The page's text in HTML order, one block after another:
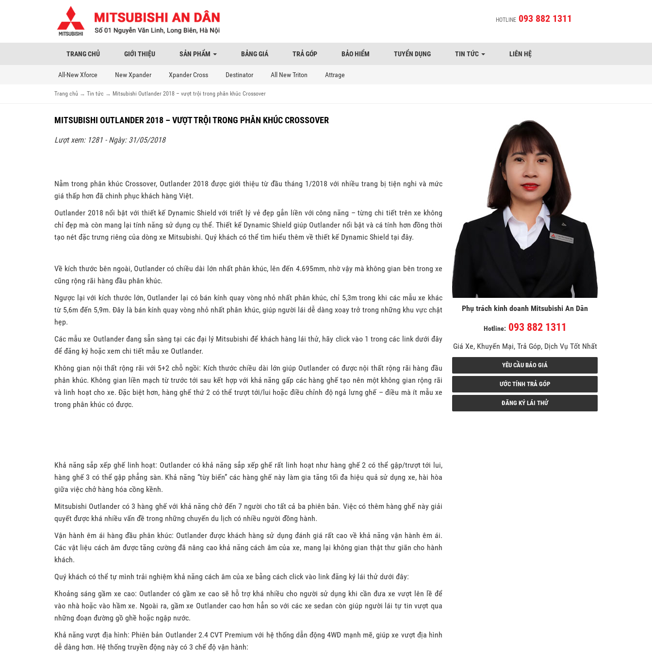
HOTLINE 093 882 1311
TRANG CHỦ GIỚI THIỆU SẢN PHẨM BẢNG GIÁ TRẢ GÓP BẢO HIỂM TUYỂN DỤNG TIN TỨC LIÊN HỆ
All-New Xforce New Xpander Xpander Cross Destinator All New Triton Attrage
Trang chủ → Tin tức → Mitsubishi Outlander 2018 – vượt trội trong phân khúc Crossover
MITSUBISHI OUTLANDER 2018 – VƯỢT TRỘI TRONG PHÂN KHÚC CROSSOVER
Lượt xem: 1281 - Ngày: 31/05/2018
Nằm trong phân khúc Crossover, Outlander 2018 được giới thiệu từ đầu tháng 1/2018 với nhiều trang bị tiện nghi và mức
giá thấp hơn đã chinh phục khách hàng Việt.
Outlander 2018 nổi bật với thiết kế Dynamic Shield với triết lý vẻ đẹp gắn liền với công năng – từng chi tiết trên xe không
chỉ đẹp mà còn mang lại tính năng sử dụng cụ thể. Thiết kế Dynamic Shield giúp Outlander nổi bật và cá tính hơn đồng thời
tạo nét đặc trưng riêng của dòng xe Mitsubishi. Quý khách có thể tìm hiểu thêm về thiết kế Dynamic Shield tại đây.
Về kích thước bên ngoài, Outlander có chiều dài lớn nhất phân khúc, lên đến 4.695mm, nhờ vậy mà không gian bên trong xe
cũng rộng rãi hàng đầu phân khúc.
Ngược lại với kích thước lớn, Outlander lại có bán kính quay vòng nhỏ nhất phân khúc, chỉ 5,3m trong khi các mẫu xe khác
từ 5,6m đến 5,9m. Đây là bán kính quay vòng nhỏ nhất phân khúc, giúp người lái dễ dàng xoay trở trong những khu vực chật
hẹp.
Các mẫu xe Outlander đang sẵn sàng tại các đại lý Mitsubishi để khách hàng lái thử, hãy click vào 1 trong các link dưới đây
để đăng ký hoặc xem chi tiết mẫu xe Outlander.
Không gian nội thất rộng rãi với 5+2 chỗ ngồi: Kích thước chiều dài lớn giúp Outlander có được nội thất rộng rãi hàng đầu
phân khúc. Không gian liền mạch từ trước tới sau kết hợp với khả năng gấp các hàng ghế tạo nên một không gian rộng rãi
và linh hoạt cho xe. Đặc biệt hơn, hàng ghế thứ 2 có thể trượt tới/lui hoặc điều chỉnh độ ngả lưng ghế – điều mà ít mẫu xe
trong phân khúc có được.
Khả năng sắp xếp ghế linh hoạt: Outlander có khả năng sắp xếp ghế rất linh hoạt như hàng ghế 2 có thể gập/trượt tới lui,
hàng ghế 3 có thể gập phẳng sàn. Khả năng “tùy biến” các hàng ghế này làm gia tăng tối đa hiệu quả sử dụng xe, hài hòa
giữa việc chở hàng hóa cồng kềnh.
Mitsubishi Outlander có 3 hàng ghế với khả năng chở đến 7 người cho tất cả ba phiên bản. Việc có thêm hàng ghế này giải
quyết được khá nhiều vấn đề trong những chuyến du lịch có nhiều người đồng hành.
Vận hành êm ái hàng đầu phân khúc: Outlander được khách hàng sử dụng đánh giá rất cao về khả năng vận hành êm ái.
Các vật liệu cách âm được tăng cường đã nâng cao khả năng cách âm của xe, mang lại không gian thật thư giãn cho hành
khách.
Quý khách có thể tự mình trải nghiệm khả năng cách âm của xe bằng cách click vào link đăng ký lái thử dưới đây:
Khoảng sáng gầm xe cao: Outlander có gầm xe cao sẽ hỗ trợ khá nhiều cho người sử dụng khi cần đưa xe vượt lên lề để
vào nhà hoặc vào hầm xe. Ngoài ra, gầm xe Outlander cao hơn hẳn so với các xe sedan còn giúp người lái tự tin vượt qua
những đoạn đường gồ ghề hoặc ngập nước.
Khả năng vượt địa hình: Phiên bản Outlander 2.4 CVT Premium với hệ thống dẫn động 4WD mạnh mẽ, giúp xe vượt địa hình
dễ dàng hơn. Hệ thống truyền động này có 3 chế độ vận hành:
Phụ trách kinh doanh Mitsubishi An Dân
Hotline: 093 882 1311
Giá Xe, Khuyến Mại, Trả Góp, Dịch Vụ Tốt Nhất
YÊU CẦU BÁO GIÁ
ƯỚC TÍNH TRẢ GÓP
ĐĂNG KÝ LÁI THỬ